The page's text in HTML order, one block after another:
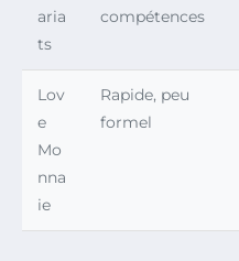
aria
ts
compétences
Lov
e
Mo
nna
ie
Rapide, peu
formel